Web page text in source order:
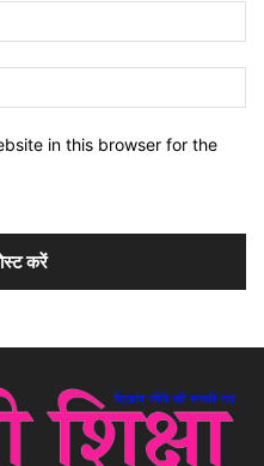
in this browser for the